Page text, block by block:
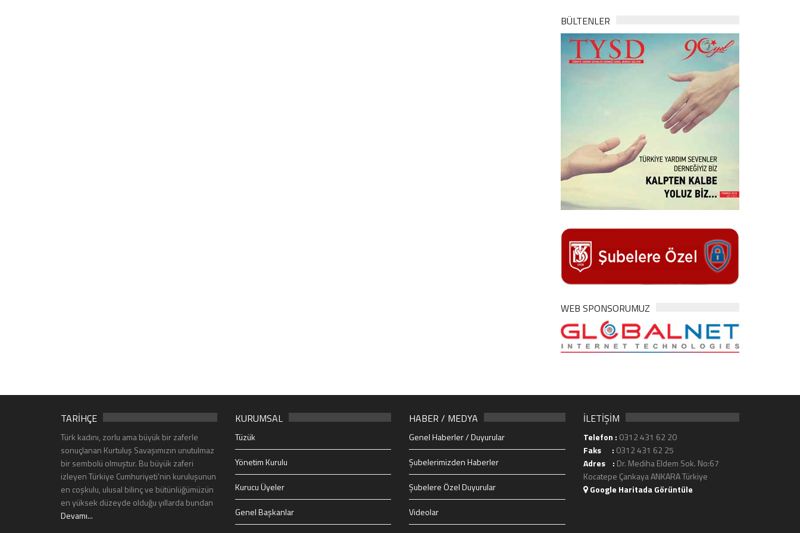
BÜLTENLER
WEB SPONSORUMUZ
TARİHÇE
Türk kadını, zorlu ama büyük bir zaferle
sonuçlanan Kurtuluş Savaşımızın unutulmaz
bir sembolü olmuştur. Bu büyük zaferi
izleyen Türkiye Cumhuriyeti’nin kuruluşunun
en coşkulu, ulusal bilinç ve bütünlüğümüzün
en yüksek düzeyde olduğu yıllarda bundan
Devamı...
KURUMSAL
Tüzük
Yönetim Kurulu
Kurucu Üyeler
Genel Başkanlar
HABER / MEDYA
Genel Haberler / Duyurular
Şubelerimizden Haberler
Şubelere Özel Duyurular
Videolar
İLETİŞİM
Telefon : 0312 431 62 20
Faks : 0312 431 62 25
Adres : Dr. Mediha Eldem Sok. No:67
Kocatepe Çankaya ANKARA Türkiye
Google Haritada Görüntüle